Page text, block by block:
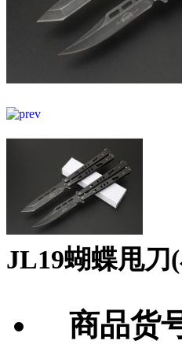
JL19蝴蝶甩刀
商品货